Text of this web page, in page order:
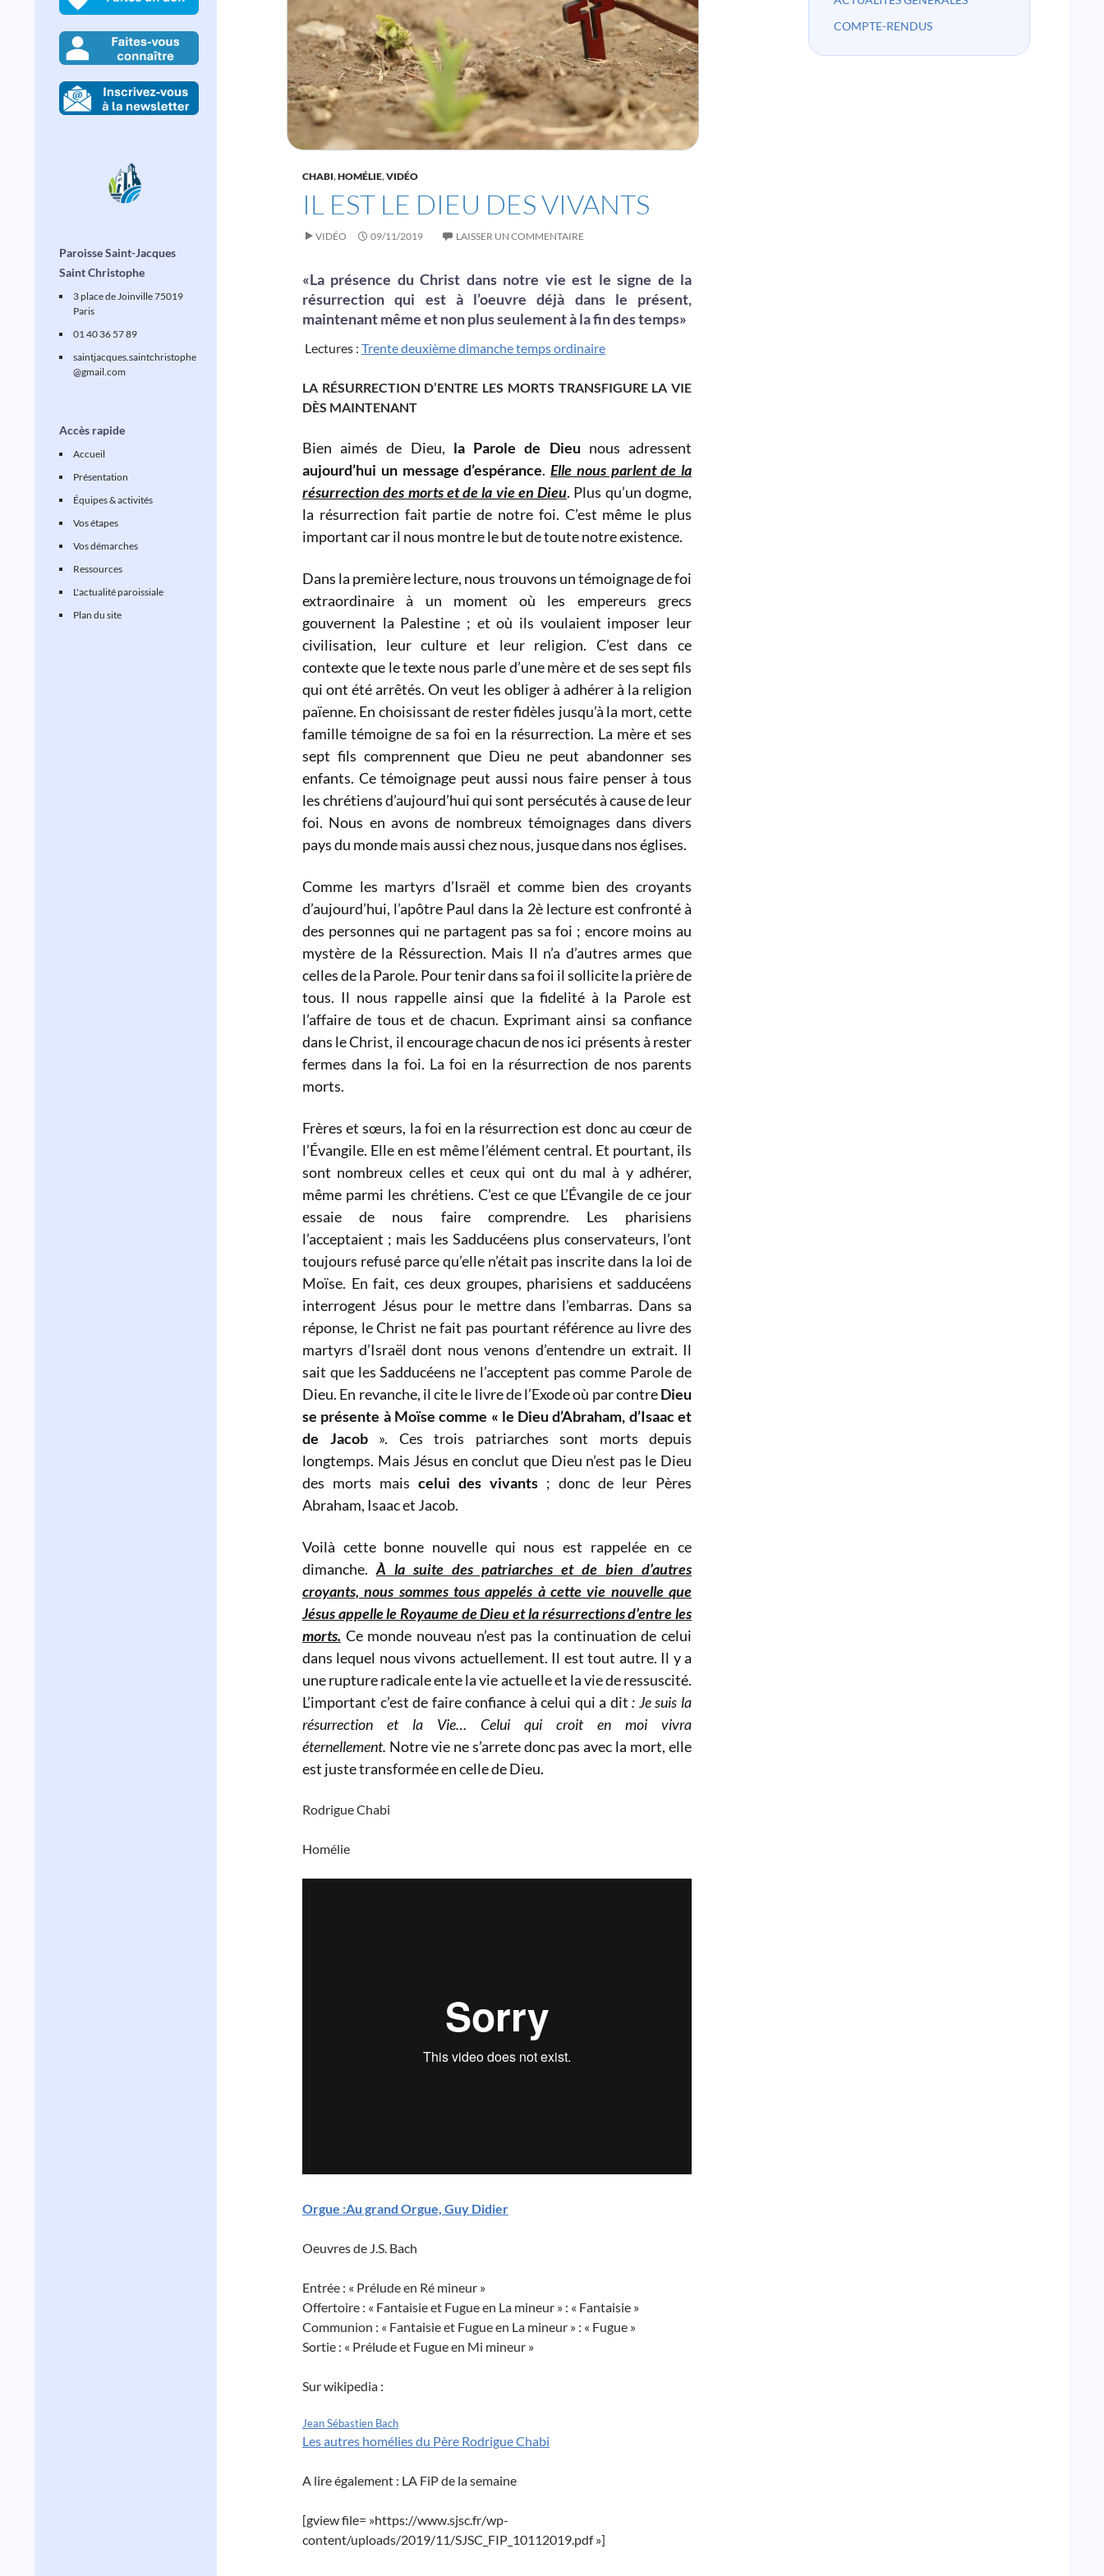
CHABI,HOMÉLIE,VIDÉO
IL EST LE DIEU DES VIVANTS
VIDÉO 09/11/2019 LAISSER UN COMMENTAIRE
«La présence du Christ dans notre vie est le signe de la
résurrection qui est à l’oeuvre déjà dans le présent,
maintenant même et non plus seulement à la fin des temps»
Lectures : Trente deuxième dimanche temps ordinaire
LA RÉSURRECTION D’ENTRE LES MORTS TRANSFIGURE LA VIE
DÈS MAINTENANT
Bien aimés de Dieu, la Parole de Dieu nous adressent
aujourd’hui un message d’espérance. Elle nous parlent de la
résurrection des morts et de la vie en Dieu. Plus qu’un dogme,
la résurrection fait partie de notre foi. C’est même le plus
important car il nous montre le but de toute notre existence.
Dans la première lecture, nous trouvons un témoignage de foi
extraordinaire à un moment où les empereurs grecs
gouvernent la Palestine ; et où ils voulaient imposer leur
civilisation, leur culture et leur religion. C’est dans ce
contexte que le texte nous parle d’une mère et de ses sept fils
qui ont été arrêtés. On veut les obliger à adhérer à la religion
païenne. En choisissant de rester fidèles jusqu’à la mort, cette
famille témoigne de sa foi en la résurrection. La mère et ses
sept fils comprennent que Dieu ne peut abandonner ses
enfants. Ce témoignage peut aussi nous faire penser à tous
les chrétiens d’aujourd’hui qui sont persécutés à cause de leur
foi. Nous en avons de nombreux témoignages dans divers
pays du monde mais aussi chez nous, jusque dans nos églises.
Comme les martyrs d’Israël et comme bien des croyants
d’aujourd’hui, l’apôtre Paul dans la 2è lecture est confronté à
des personnes qui ne partagent pas sa foi ; encore moins au
mystère de la Réssurection. Mais Il n’a d’autres armes que
celles de la Parole. Pour tenir dans sa foi il sollicite la prière de
tous. Il nous rappelle ainsi que la fidelité à la Parole est
l’affaire de tous et de chacun. Exprimant ainsi sa confiance
dans le Christ, il encourage chacun de nos ici présents à rester
fermes dans la foi. La foi en la résurrection de nos parents
morts.
Frères et sœurs, la foi en la résurrection est donc au cœur de
l’Évangile. Elle en est même l’élément central. Et pourtant, ils
sont nombreux celles et ceux qui ont du mal à y adhérer,
même parmi les chrétiens. C’est ce que L’Évangile de ce jour
essaie de nous faire comprendre. Les pharisiens
l’acceptaient ; mais les Sadducéens plus conservateurs, l’ont
toujours refusé parce qu’elle n’était pas inscrite dans la loi de
Moïse. En fait, ces deux groupes, pharisiens et sadducéens
interrogent Jésus pour le mettre dans l’embarras. Dans sa
réponse, le Christ ne fait pas pourtant référence au livre des
martyrs d’Israël dont nous venons d’entendre un extrait. Il
sait que les Sadducéens ne l’acceptent pas comme Parole de
Dieu. En revanche, il cite le livre de l’Exode où par contreDieu
se présente à Moïse comme « le Dieu d’Abraham, d’Isaac et
de Jacob». Ces trois patriarches sont morts depuis
longtemps. Mais Jésus en conclut que Dieu n’est pas le Dieu
des morts mais celui des vivants ; donc de leur Pères
Abraham, Isaac et Jacob.
Voilà cette bonne nouvelle qui nous est rappelée en ce
dimanche. À la suite des patriarches et de bien d’autres
croyants, nous sommes tous appelés à cette vie nouvelle que
Jésus appelle le Royaume de Dieu et la résurrections d’entre les
morts. Ce monde nouveau n’est pas la continuation de celui
dans lequel nous vivons actuellement. Il est tout autre. Il y a
une rupture radicale ente la vie actuelle et la vie de ressuscité.
L’important c’est de faire confiance à celui qui a dit: Je suis la
résurrection et la Vie… Celui qui croit en moi vivra
éternellement. Notre vie ne s’arrete donc pas avec la mort, elle
est juste transformée en celle de Dieu.
Rodrigue Chabi
Homélie
Orgue :Au grand Orgue, Guy Didier
Oeuvres de J.S. Bach
Entrée : « Prélude en Ré mineur »
Offertoire : « Fantaisie et Fugue en La mineur » : « Fantaisie »
Communion : « Fantaisie et Fugue en La mineur » : « Fugue »
Sortie : « Prélude et Fugue en Mi mineur »
Sur wikipedia :
Jean Sébastien Bach
Les autres homélies du Père Rodrigue Chabi
A lire également : LA FiP de la semaine
[gview file= »https://www.sjsc.fr/wp-
content/uploads/2019/11/SJSC_FIP_10112019.pdf »]
COMPTE-RENDUS
Paroisse Saint-Jacques
Saint Christophe
3 place de Joinville 75019
Paris
01 40 36 57 89
saintjacques .saintchristophe
@gmail.com
Accès rapide
Accueil
Présentation
Équipes & activités
Vos étapes
Vos démarches
Ressources
L'actualité paroissiale
Plan du site